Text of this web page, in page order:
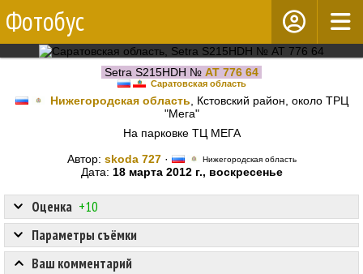
Фотобус
Setra S215HDH № АТ 776 64
Саратовская область
Нижегородская область , Кстовский район, около ТРЦ
"Мега"
На парковке ТЦ МЕГА
Автор: skoda 727· Нижегородская область
Дата: 18 марта 2012 г., воскресенье
Оценка +10
Параметры съёмки
Ваш комментарий